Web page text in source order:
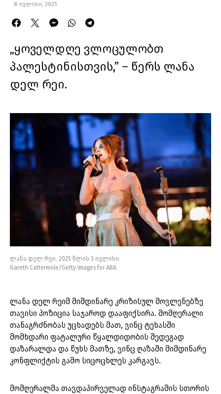
8 ივლისი, 2025
„ყოველდღე ვლოცულობთ
პალესტინისთვის,” – წერს ლანა
დელ რეი.
ლანა დელ რეი. 2025 წლის 3 ივლისი.
Gareth Cattermole/Getty Images for ABA
ლანა დელ რეიმ მიმდინარე კრიზისულ მოვლენებზე
თავისი პოზიცია საჯაროდ დააფიქსირა. მომღერალი
თანაგრძნობას უცხადებს მათ, ვინც ტეხასში
მომხდარი ფატალური წყალდიდობის შედეგად
დაზარალდა და წუხს მათზე, ვინც ღაზაში მიმდინარე
კონფლიქტის გამო სიცოცხლეს კარგავს.
მომღერალმა თავდაპირველად ინსტაგრამის სთორის